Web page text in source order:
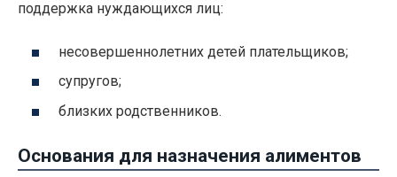
поддержка нуждающихся лиц:
несовершеннолетних детей плательщиков;
супругов;
близких родственников.
Основания для назначения алиментов